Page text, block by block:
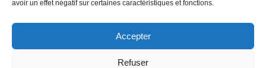
avoir un effet négatif sur certaines caractéristiques et fonctions.
Accepter
Refuser
Mentions légales